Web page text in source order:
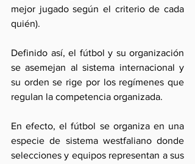
mejor jugado según el criterio de cada
quién).
Definido así, el fútbol y su organización
se asemejan al sistema internacional y
su orden se rige por los regímenes que
regulan la competencia organizada.
En efecto, el fútbol se organiza en una
especie de sistema westfaliano donde
selecciones y equipos representan a sus